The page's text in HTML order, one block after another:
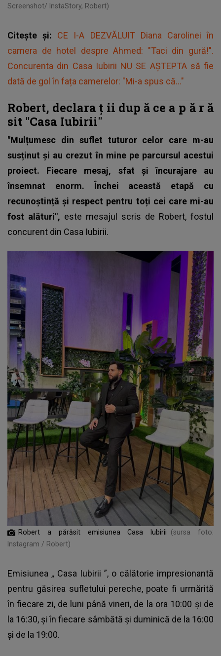
Screenshot/ InstaStory, Robert)
Citește și: CE I-A DEZVĂLUIT Diana Carolinei în
camera de hotel despre Ahmed: "Taci din gură!".
Concurenta din Casa Iubirii NU SE AȘTEPTA să fie
dată de gol în fața camerelor: "Mi-a spus că..."
Robert, declaraț ii dup ă ce a p ă r ă
sit "Casa Iubirii"
"Mulțumesc din suflet tuturor celor care m-au
susținut și au crezut în mine pe parcursul acestui
proiect. Fiecare mesaj, sfat și încurajare au
însemnat enorm. Închei această etapă cu
recunoștință și respect pentru toți cei care mi-au
fost alături", este mesajul scris de Robert, fostul
concurent din Casa Iubirii.
Robert a părăsit emisiunea Casa Iubirii
(sursa foto:
Instagram / Robert)
Emisiunea „ Casa Iubirii ”, o călătorie impresionantă
pentru găsirea sufletului pereche, poate fi urmărită
în fiecare zi, de luni până vineri, de la ora 10:00 și de
la 16:30, și în fiecare sâmbătă și duminică de la 16:00
și de la 19:00.